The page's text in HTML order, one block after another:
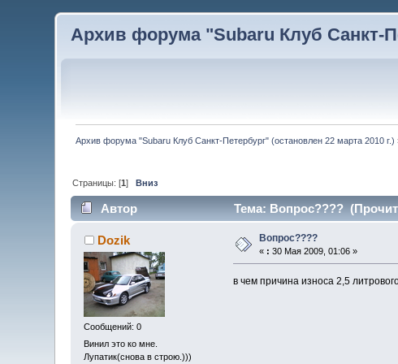
Архив форума "Subaru Клуб Санкт-
Архив форума "Subaru Клуб Санкт-Петербург" (остановлен 22 марта 2010 г.)
Страницы: [1]Вниз
Автор Тема: Вопрос????
Dozik
Сообщений: 0
Винил это ко мне.
Лупатик(снова в строю.)))
Вопрос????
« : 30 Мая 2009, 01:06 »
в чем причина износа 2,5